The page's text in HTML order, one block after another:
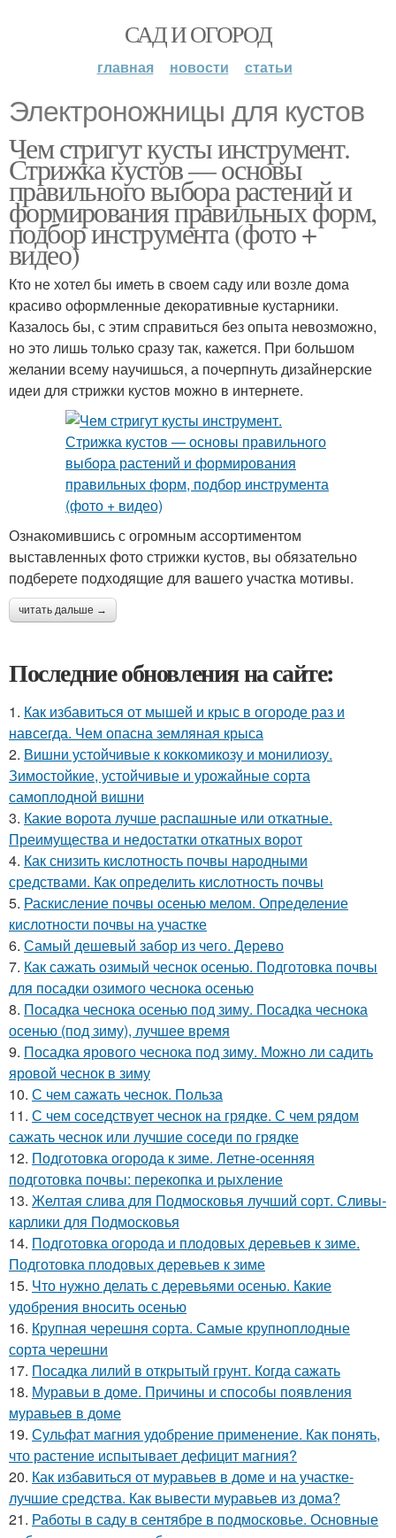
САД И ОГОРОД
главная новости статьи
Электроножницы для кустов
Чем стригут кусты инструмент.
Стрижка кустов — основы
правильного выбора растений и
формирования правильных форм,
подбор инструмента (фото +
видео)
Кто не хотел бы иметь в своем саду или возле дома
красиво оформленные декоративные кустарники.
Казалось бы, с этим справиться без опыта невозможно,
но это лишь только сразу так, кажется. При большом
желании всему научишься, а почерпнуть дизайнерские
идеи для стрижки кустов можно в интернете.
Ознакомившись с огромным ассортиментом
выставленных фото стрижки кустов, вы обязательно
подберете подходящие для вашего участка мотивы.
читать дальше →
Последние обновления на сайте:
1. Как избавиться от мышей и крыс в огороде раз и
навсегда. Чем опасна земляная крыса
2. Вишни устойчивые к коккомикозу и монилиозу.
Зимостойкие, устойчивые и урожайные сорта
самоплодной вишни
3. Какие ворота лучше распашные или откатные.
Преимущества и недостатки откатных ворот
4. Как снизить кислотность почвы народными
средствами. Как определить кислотность почвы
5. Раскисление почвы осенью мелом. Определение
кислотности почвы на участке
6. Самый дешевый забор из чего. Дерево
7. Как сажать озимый чеснок осенью. Подготовка почвы
для посадки озимого чеснока осенью
8. Посадка чеснока осенью под зиму. Посадка чеснока
осенью (под зиму), лучшее время
9. Посадка ярового чеснока под зиму. Можно ли садить
яровой чеснок в зиму
10. С чем сажать чеснок. Польза
11. С чем соседствует чеснок на грядке. С чем рядом
сажать чеснок или лучшие соседи по грядке
12. Подготовка огорода к зиме. Летне-осенняя
подготовка почвы: перекопка и рыхление
13. Желтая слива для Подмосковья лучший сорт. Сливы-
карлики для Подмосковья
14. Подготовка огорода и плодовых деревьев к зиме.
Подготовка плодовых деревьев к зиме
15. Что нужно делать с деревьями осенью. Какие
удобрения вносить осенью
16. Крупная черешня сорта. Самые крупноплодные
сорта черешни
17. Посадка лилий в открытый грунт. Когда сажать
18. Муравьи в доме. Причины и способы появления
муравьев в доме
19. Сульфат магния удобрение применение. Как понять,
что растение испытывает дефицит магния?
20. Как избавиться от муравьев в доме и на участке-
лучшие средства. Как вывести муравьев из дома?
21. Работы в саду в сентябре в подмосковье. Основные